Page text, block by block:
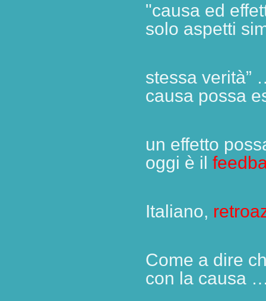
"causa ed
solo aspetti
stessa verità”
causa possa
un effetto
oggi è il
Italiano,
Come a dire
con la causa